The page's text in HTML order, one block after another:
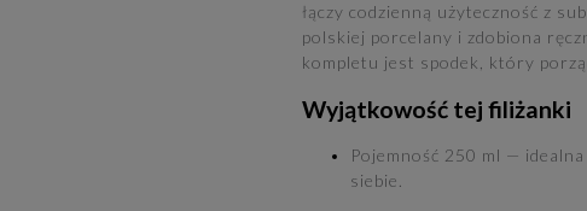
łączy codzienną użyteczność z
polskiej porcelany i zdobiona
kompletu jest spodek, który
Wyjątkowość tej filiżanki
Pojemność 250 ml —
siebie.